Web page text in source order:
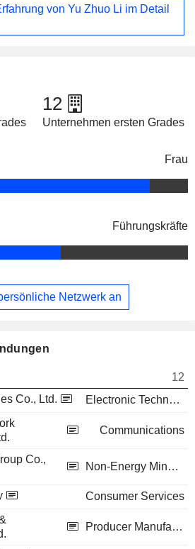
von Yu Zhuo Li im Detail
12
Unternehmen ersten Grades
Frau
Führungskräfte
Netzwerk an
12
Co., Ltd.
Electronic Technology
Communications
Co.,
Non-Energy Minerals
Consumer Services
Producer Manufacturing